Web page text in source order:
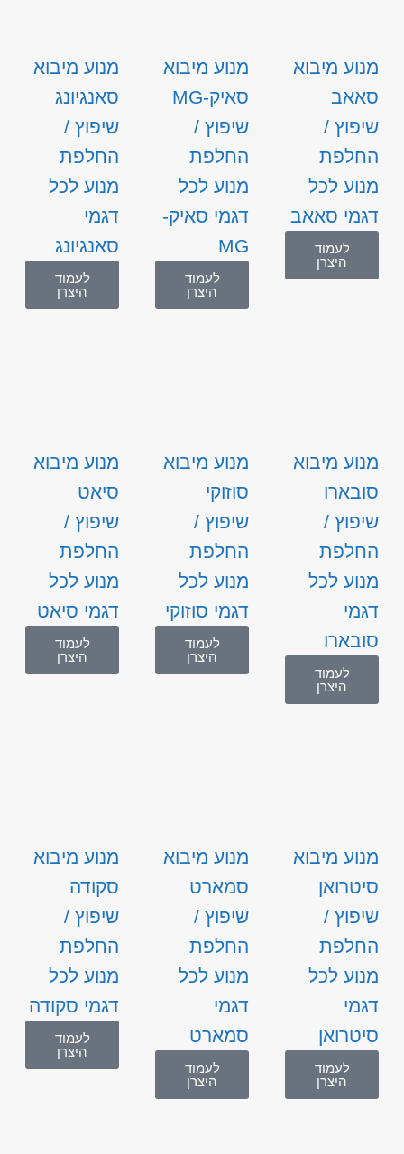
מנוע מיבוא
סאאב
שיפוץ /
החלפת
מנוע לכל
דגמי סאאב
לעמוד
היצרן
מנוע מיבוא
סאיק-MG
שיפוץ /
החלפת
מנוע לכל
דגמי סאיק-
MG
לעמוד
היצרן
מנוע מיבוא
סאנגיונג
שיפוץ /
החלפת
מנוע לכל
דגמי
סאנגיונג
לעמוד
היצרן
מנוע מיבוא
סובארו
שיפוץ /
החלפת
מנוע לכל
דגמי
סובארו
לעמוד
היצרן
מנוע מיבוא
סוזוקי
שיפוץ /
החלפת
מנוע לכל
דגמי סוזוקי
לעמוד
היצרן
מנוע מיבוא
סיאט
שיפוץ /
החלפת
מנוע לכל
דגמי סיאט
לעמוד
היצרן
מנוע מיבוא
סיטרואן
שיפוץ /
החלפת
מנוע לכל
דגמי
סיטרואן
לעמוד
היצרן
מנוע מיבוא
סמארט
שיפוץ /
החלפת
מנוע לכל
דגמי
סמארט
לעמוד
היצרן
מנוע מיבוא
סקודה
שיפוץ /
החלפת
מנוע לכל
דגמי סקודה
לעמוד
היצרן